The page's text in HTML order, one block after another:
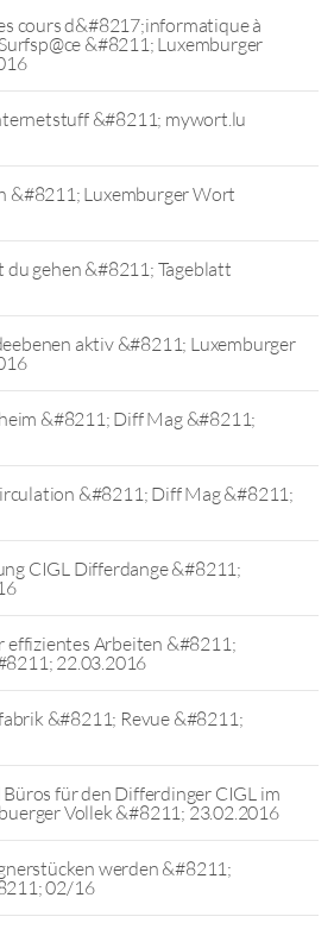
cours d&#8217;informatique à
&#8211; Luxemburger
&#8211; mywort.lu
&#8211; Luxemburger Wort
du gehen &#8211; Tageblatt
aktiv &#8211; Luxemburger
&#8211; Diff Mag &#8211;
&#8211; Diff Mag &#8211;
CIGL Differdange &#8211;
Arbeiten &#8211;
22.03.2016
&#8211; Revue &#8211;
für den Differdinger CIGL im
Vollek &#8211; 23.02.2016
werden &#8211;
02/16